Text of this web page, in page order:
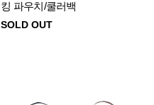
킹 파우치/쿨러백
SOLD OUT